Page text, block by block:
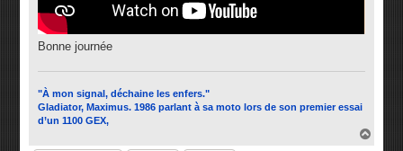
Bonne journée
"À mon signal, déchaine les enfers."
Gladiator, Maximus. 1986 parlant à sa moto lors de son premier essai
d’un 1100 GEX,